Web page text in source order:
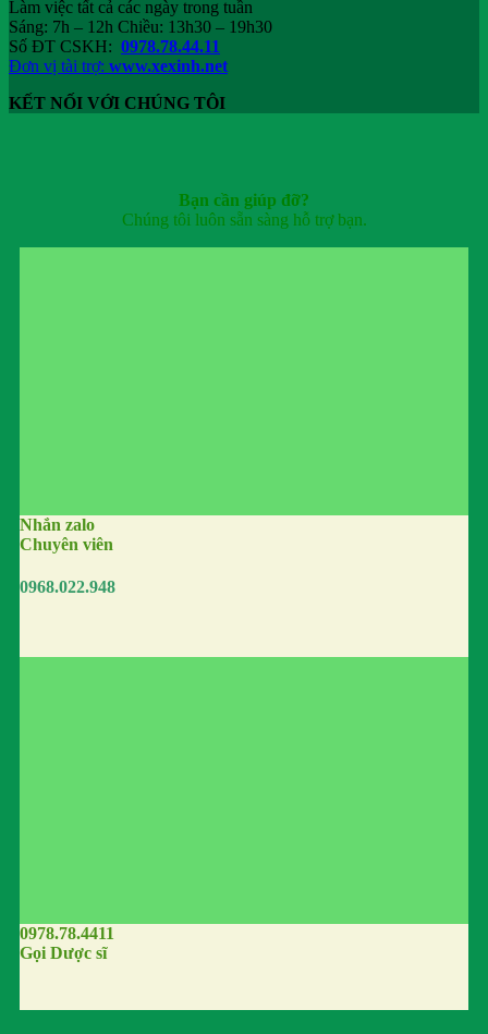
Làm việc tất cả các ngày trong tuần
Sáng: 7h – 12h Chiều: 13h30 – 19h30
Số ĐT CSKH: 0978.78.44.11
Đơn vị tài trợ: www.xexinh.net
KẾT NỐI VỚI CHÚNG TÔI
Bạn cần giúp đỡ?
Chúng tôi luôn sẵn sàng hỗ trợ bạn.
Nhắn zalo
Chuyên viên
0968.022.948
0978.78.4411
Gọi Dược sĩ